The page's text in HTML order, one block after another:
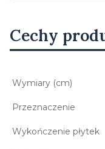
Cechy
Wymiary (cm)
Przeznaczenie
Wykończenie płytek